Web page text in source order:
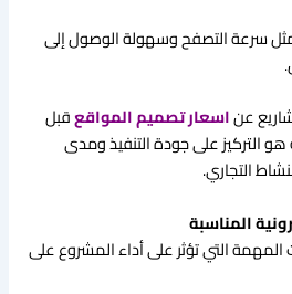
سرعة التصفح وسهولة الوصول إلى
عناسعار تصميم المواقعقبل
هو التركيز على جودة التنفيذ ومدى
التجاري.
المناسبة
المهمة التي تؤثر على أداء المشروع على